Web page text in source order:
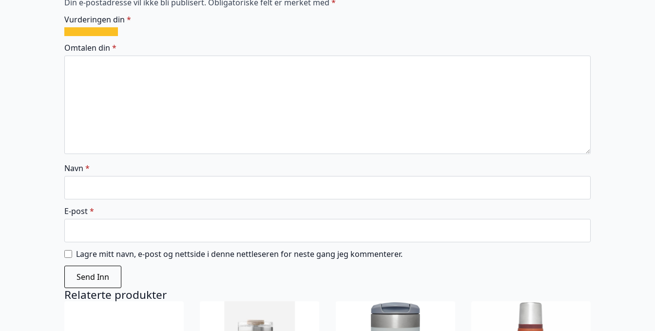
Din e-postadresse vil ikke bli publisert. Obligatoriske felt er merket med *
Vurderingen din *
av
5
av
5
av
5
av
5
av
5
Omtalen din *
Navn *
E-post*
Lagre mitt navn, e-post og nettside i denne nettleseren for neste gang jeg kommenterer.
Relaterte produkter